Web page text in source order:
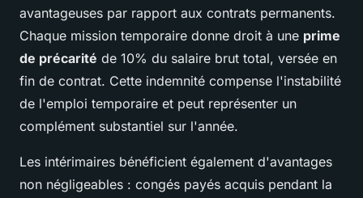
avantageuses par rapport aux contrats permanents.
Chaque mission temporaire donne droit à une prime
de précarité de 10% du salaire brut total, versée en
fin de contrat. Cette indemnité compense l'instabilité
de l'emploi temporaire et peut représenter un
complément substantiel sur l'année.
Les intérimaires bénéficient également d'avantages
non négligeables : congés payés acquis pendant la